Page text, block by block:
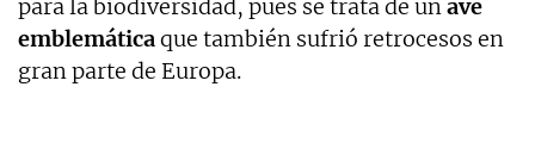
para la biodiversidad, pues se trata de unave
emblemáticaque también sufrió retrocesos en
gran parte de Europa.